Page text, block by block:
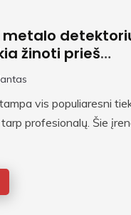
metalo
žinoti prieš
vis populiaresni
profesionalų. Šie